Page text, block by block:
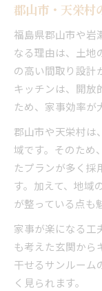
郡山市・天栄村
福島県郡山市や岩
なる理由は、土地
の高い間取り設計
キッチンは、開放
ため、家事効率が
郡山市や天栄村は
域です。そのため
たプランが多く採
す。加えて、地域
が整っている点も
家事が楽になる工
も考えた玄関から
干せるサンルーム
く見られます。